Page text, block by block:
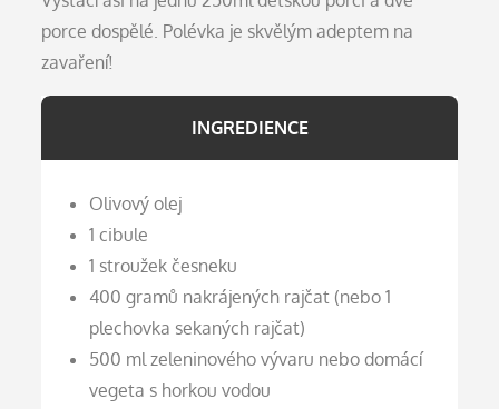
porce dospělé. Polévka je skvělým adeptem na
zavaření!
INGREDIENCE
Olivový olej
1 cibule
1 stroužek česneku
400 gramů nakrájených rajčat (nebo 1
plechovka sekaných rajčat)
500 ml zeleninového vývaru nebo domácí
vegeta s horkou vodou